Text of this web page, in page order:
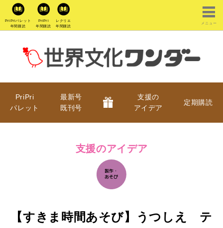
PriPriパレット
年間購読
PriPri
年間購読
レクリエ
年間購読
メニュー
PriPri
パレット
最新号
既刊号
支援の
アイデア
定期購読
支援のアイデア
【すきま時間あそび】うつしえ テ